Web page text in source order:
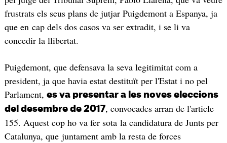
frustrats els seus plans de jutjar Puigdemont a Espanya, ja
que en cap dels dos casos va ser extradit, i se li va
concedir la llibertat.
Puigdemont, que defensava la seva legitimitat com a
president, ja que havia estat destituït per l'Estat i no pel
Parlament, es va presentar a les noves eleccions
del desembre de 2017, convocades arran de l'article
155. Aquest cop ho va fer sota la candidatura de Junts per
Catalunya, que juntament amb la resta de forces